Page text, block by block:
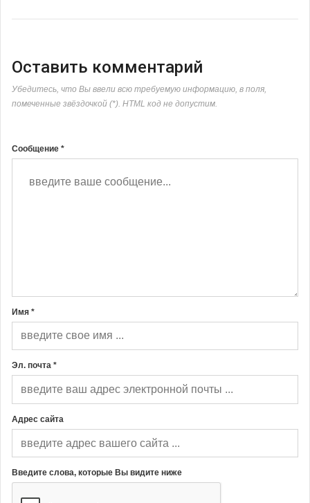
Оставить комментарий
Убедитесь, что Вы ввели всю требуемую информацию, в поля,
помеченные звёздочкой (*). HTML код не допустим.
Сообщение *
Имя *
Эл. почта *
Адрес сайта
Введите слова, которые Вы видите ниже